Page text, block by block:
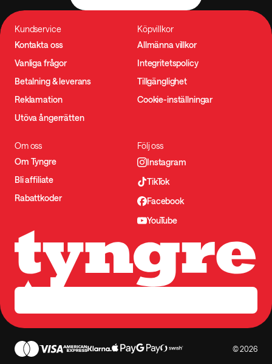
Kundservice
Kontakta oss
Vanliga frågor
Betalning & leverans
Reklamation
Utöva ångerrätten
Köpvillkor
Allmänna villkor
Integritetspolicy
Tillgänglighet
Cookie-inställningar
Om oss
Om Tyngre
Bli affiliate
Rabattkoder
Följ oss
Instagram
TikTok
Facebook
YouTube
© 2026